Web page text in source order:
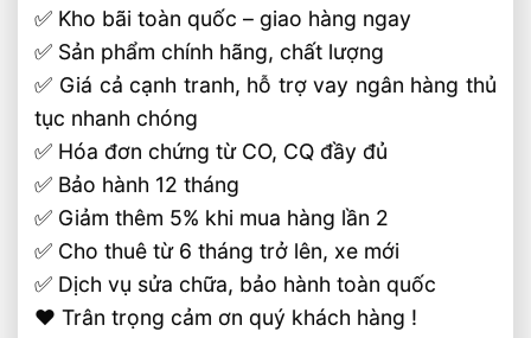
✅ Kho bãi toàn quốc – giao hàng ngay
✅ Sản phẩm chính hãng, chất lượng
✅ Giá cả cạnh tranh, hỗ trợ vay ngân hàng thủ
tục nhanh chóng
✅ Hóa đơn chứng từ CO, CQ đầy đủ
✅ Bảo hành 12 tháng
✅ Giảm thêm 5% khi mua hàng lần 2
✅ Cho thuê từ 6 tháng trở lên, xe mới
✅ Dịch vụ sửa chữa, bảo hành toàn quốc
❤️ Trân trọng cảm ơn quý khách hàng !